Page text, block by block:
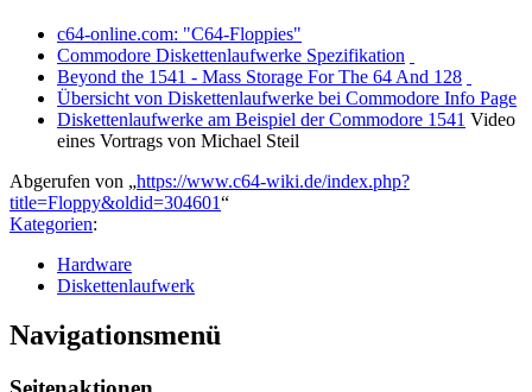
c64-online.com: "C64-Floppies"
Commodore Diskettenlaufwerke Spezifikation
Beyond the 1541 - Mass Storage For The 64 And 128
Übersicht von Diskettenlaufwerke bei Commodore Info Page
Diskettenlaufwerke am Beispiel der Commodore 1541 Video
eines Vortrags von Michael Steil
Abgerufen von „https://www.c64-wiki.de/index.php?
title=Floppy&oldid=304601“
Kategorien:
Hardware
Diskettenlaufwerk
Navigationsmenü